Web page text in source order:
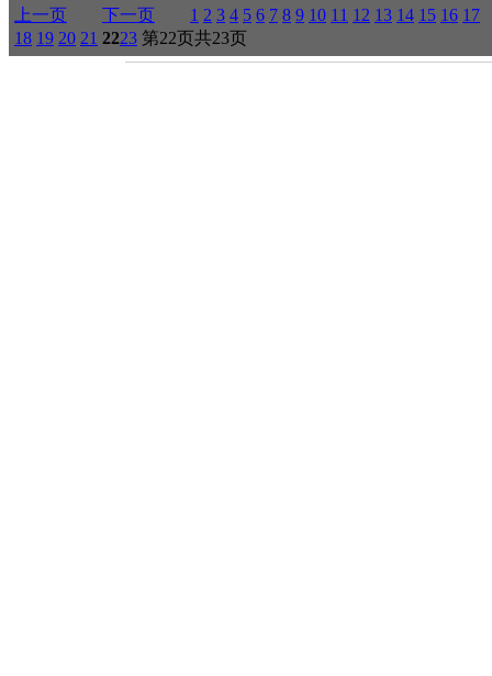
上一页 下一页 1 2 3 4 5 6 7 8 9 10 11 12 13 14 15 16 17
18 19 20 21 2223 第22页共23页